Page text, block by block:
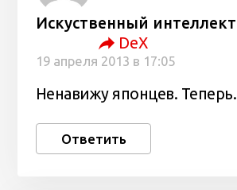
Искуственный интеллект
DeX
19 апреля 2013 в 17:05
Ненавижу японцев. Теперь.
Ответить